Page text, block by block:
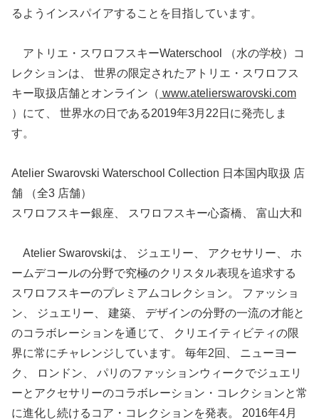
るようインスパイアすることを目指しています。
アトリエ・スワロフスキーWaterschool （水の学校）コ
レクションは、 世界の限定されたアトリエ・スワロフス
キー取扱店舗とオンライン（ www.atelierswarovski.com
）にて、 世界水の日である2019年3月22日に発売しま
す。
Atelier Swarovski Waterschool Collection 日本国内取扱 店
舗 （全3 店舗）
スワロフスキー銀座、 スワロフスキー心斎橋、 富山大和
Atelier Swarovskiは、 ジュエリー、 アクセサリー、 ホ
ームデコールの分野で究極のクリスタル表現を追求する
スワロフスキーのプレミアムコレクション。 ファッショ
ン、 ジュエリー、 建築、 デザインの分野の一流の才能と
のコラボレーションを通じて、 クリエイティビティの限
界に常にチャレンジしています。 毎年2回、 ニューヨー
ク、 ロンドン、 パリのファッションウィークでジュエリ
ーとアクセサリーのコラボレーション・コレクションと常
に進化し続けるコア・コレクションを発表。 2016年4月